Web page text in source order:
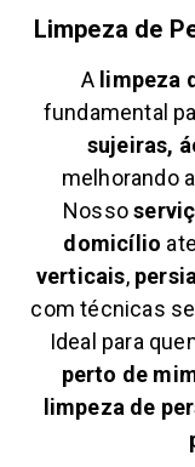
Limpeza de
A limpeza
fundamental
sujeiras,
melhorando
Nosso
domicílio
verticais,
com técnicas
Ideal para
perto de
limpeza de